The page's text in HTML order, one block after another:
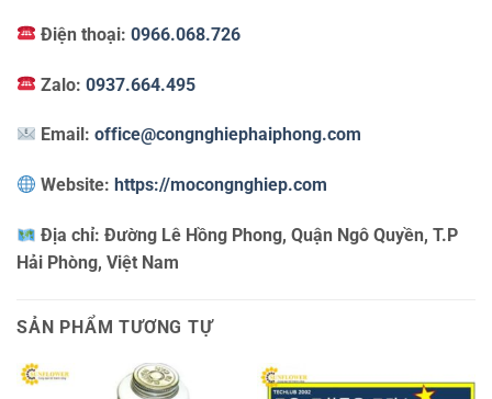
Điện thoại:0966.068.726
Zalo:0937.664.495
Email:office@congnghiephaiphong.com
Website: https://mocongnghiep.com
Địa chỉ:Đường Lê Hồng Phong, Quận Ngô Quyền, T.P
Hải Phòng, Việt Nam
SẢN PHẨM TƯƠNG TỰ